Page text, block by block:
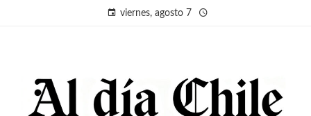
viernes, agosto 7